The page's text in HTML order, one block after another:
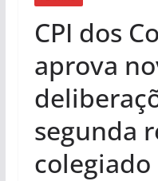
CPI dos
aprova
segunda
colegiado